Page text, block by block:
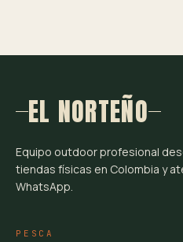
EL NORTEÑO
Equipo outdoor profesional
tiendas físicas en Colombia y
WhatsApp.
PESCA